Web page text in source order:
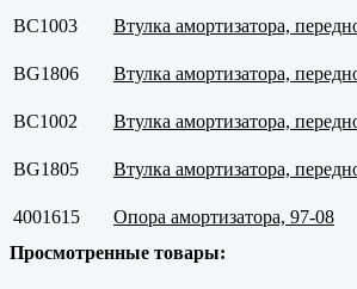
BC1003
Втулка амортизатора,
BG1806
Втулка амортизатора,
BC1002
Втулка амортизатора,
BG1805
Втулка амортизатора,
4001615
Опора амортизатора, 97-08
Просмотренные товары: